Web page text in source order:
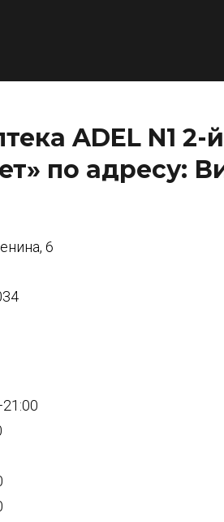
ADEL N1
по адресу:
6